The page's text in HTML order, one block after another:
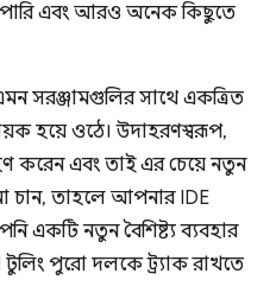
এবং আরও অনেক কিছুতে
সরঞ্জামগুলির সাথে একত্রিত
হয়ে ওঠে। উদাহরণস্বরূপ,
করেন এবং তাই এর চেয়ে নতুন
চান, তাহলে আপনার IDE
একটি নতুন বৈশিষ্ট্য ব্যবহার
পুরো দলকে ট্র্যাক রাখতে